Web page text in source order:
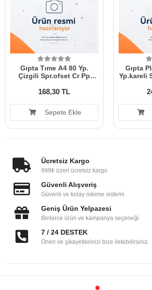
Gıpta Tıme A4 80 Yp.
Çizgili Spr.ofset Cr Pp
168,30 TL
Sepete Ekle
Gıpta
Yp.kareli
Ücretsiz Kargo
999₺ üzeri ücretsiz kargo
Güvenli Alışveriş
Güvenli ve kolay ödeme sistemi
Geniş Ürün Yelpazesi
Binlerce ürün ve kampanya seçeneği
7 / 24 DESTEK
Öneri ve şikayetlerinizi bize iletebilirsiniz.